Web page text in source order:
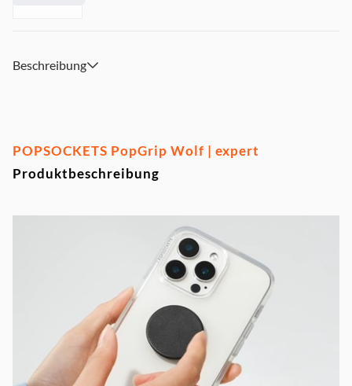
Beschreibung
POPSOCKETS PopGrip Wolf | expert
Produktbeschreibung